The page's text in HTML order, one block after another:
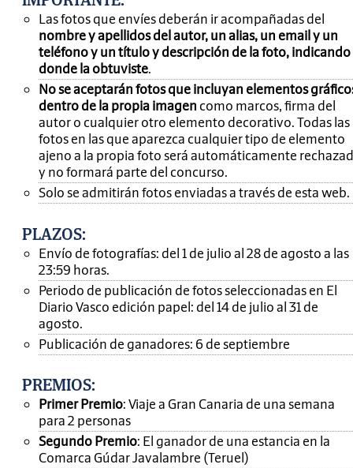
Las fotos que envíes deberán ir acompañadas del
nombre y apellidos del autor, un alias, un email y un
teléfono y un título y descripción de la foto, indicando
donde la obtuviste.
No se aceptarán fotos que incluyan elementos
dentro de la propia imagen como marcos, firma del
autor o cualquier otro elemento decorativo. Todas las
fotos en las que aparezca cualquier tipo de elemento
ajeno a la propia foto será automáticamente
y no formará parte del concurso.
Solo se admitirán fotos enviadas a través de esta web.
PLAZOS:
Envío de fotografías: del 1 de julio al 28 de agosto a las
23:59 horas.
Periodo de publicación de fotos seleccionadas en El
Diario Vasco edición papel: del 14 de julio al 31 de
agosto.
Publicación de ganadores: 6 de septiembre
PREMIOS:
Primer Premio: Viaje a Gran Canaria de una semana
para 2 personas
Segundo Premio: El ganador de una estancia en la
Comarca Gúdar Javalambre (Teruel)